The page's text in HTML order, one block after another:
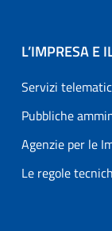
L’IMPRESA E
Servizi
Pubbliche
Agenzie per le
Le regole